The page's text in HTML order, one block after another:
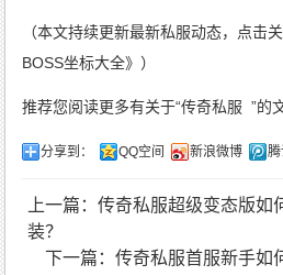
（本文持续更新最新私服动态，点击
BOSS坐标大全》）
推荐您阅读更多有关于“传奇私服 ”的
分享到： QQ空间 新浪微博
上一篇：传奇私服超级变态版如
装？
下一篇：传奇私服首服新手如